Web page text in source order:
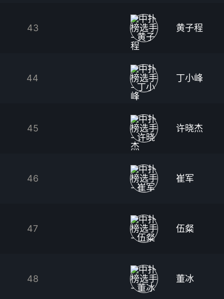
43 黄子程
44 丁小峰
45 许晓杰
46 崔军
47 伍粲
48 董冰